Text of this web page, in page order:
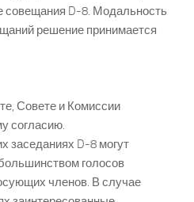
совещания D-8. Модальность
решение принимается
Совете и Комиссии
согласию.
заседаниях D-8 могут
голосов
членов. В случае